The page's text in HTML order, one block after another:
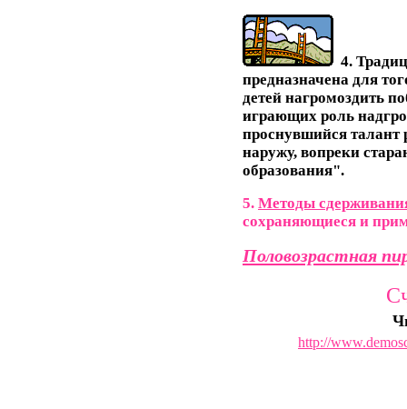
4.
предназначена для
детей нагромоздить
играющих роль
проснувшийся талант
наружу, вопреки
образования".
5. Методы
сохраняющиеся и
Половозрастная
http://